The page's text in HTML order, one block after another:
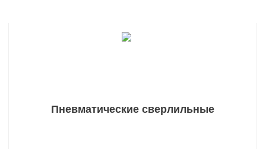
Пневматические сверлильные